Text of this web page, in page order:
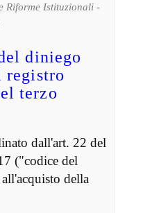
Riforme Istituzionali -
diniego
registro
terzo
dall'art. 22 del
("codice del
della